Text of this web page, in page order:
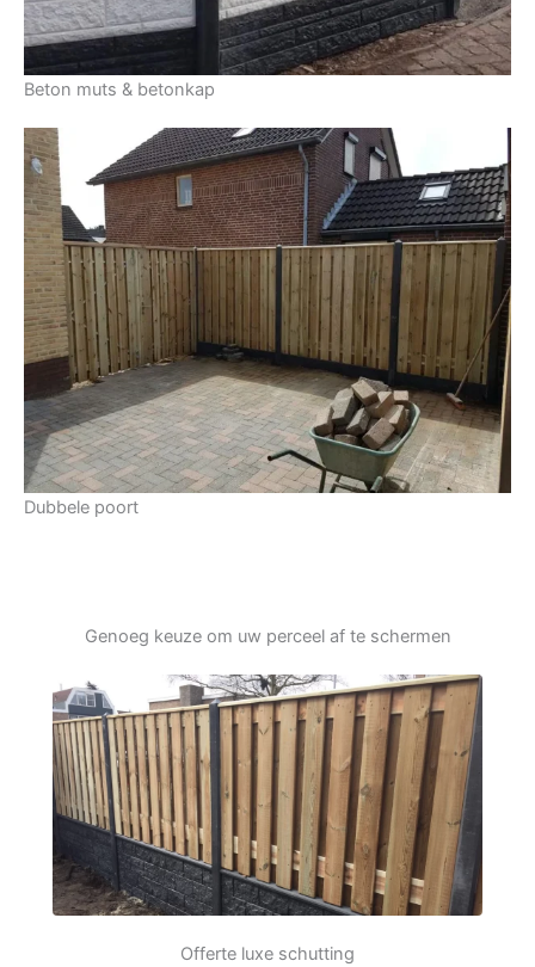
Beton muts & betonkap
Dubbele poort
Genoeg keuze om uw perceel af te schermen
Offerte luxe schutting